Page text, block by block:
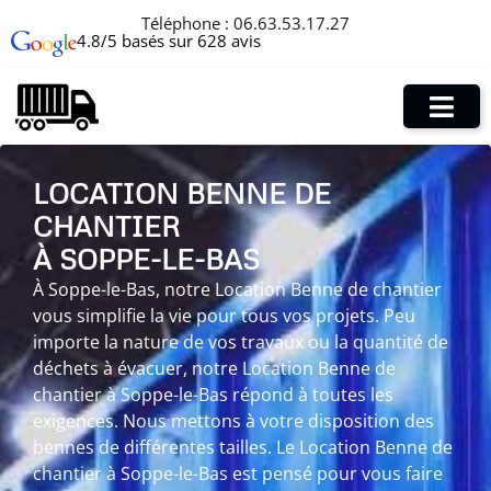
Téléphone : 06.63.53.17.27
4.8/5 basés sur 628 avis
LOCATION BENNE DE
CHANTIER
À SOPPE-LE-BAS
À Soppe-le-Bas, notre Location Benne de chantier
vous simplifie la vie pour tous vos projets. Peu
importe la nature de vos travaux ou la quantité de
déchets à évacuer, notre Location Benne de
chantier à Soppe-le-Bas répond à toutes les
exigences. Nous mettons à votre disposition des
bennes de différentes tailles. Le Location Benne de
chantier à Soppe-le-Bas est pensé pour vous faire